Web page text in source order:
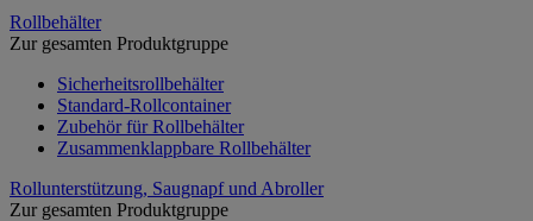
Rollbehälter
Zur gesamten Produktgruppe
Sicherheitsrollbehälter
Standard-Rollcontainer
Zubehör für Rollbehälter
Zusammenklappbare Rollbehälter
Rollunterstützung, Saugnapf und Abroller
Zur gesamten Produktgruppe